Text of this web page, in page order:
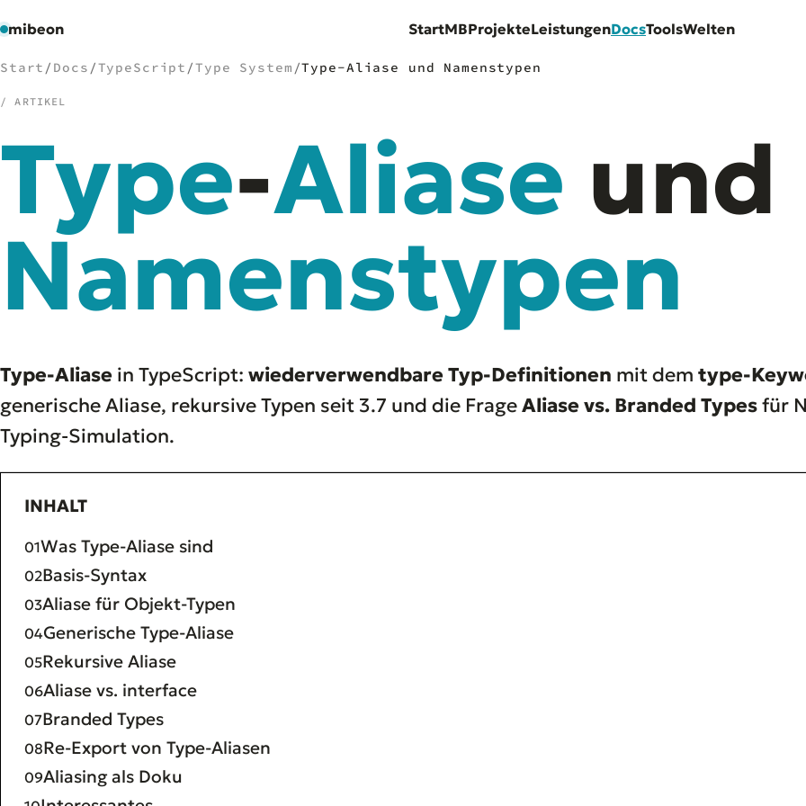
mibeon StartMBProjekteLeistungenDocsToolsWelten
01 Start
02
04Leistungen
05Docs
Tools
Start / Docs /TypeScript /Type System /Type-Aliase und Namenstypen
/ ARTIKEL
Type-Aliase und
Namenstypen
Type-Aliase in TypeScript: wiederverwendbare Typ-Definitionen mit dem type-
generische Aliase, rekursive Typen seit 3.7 und die FrageAliase vs. Branded Typesfür
Typing-Simulation.
INHALT
Was Type-Aliase sind
Basis-Syntax
Aliase für Objekt-Typen
Generische Type-Aliase
Rekursive Aliase
Aliase vs. interface
Branded Types
Re-Export von Type-Aliasen
Aliasing als Doku